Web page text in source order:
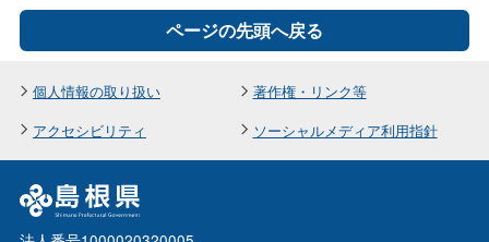
ページの先頭へ戻る
個人情報の取り扱い
著作権・リンク等
アクセシビリティ
ソーシャルメディア利用指針